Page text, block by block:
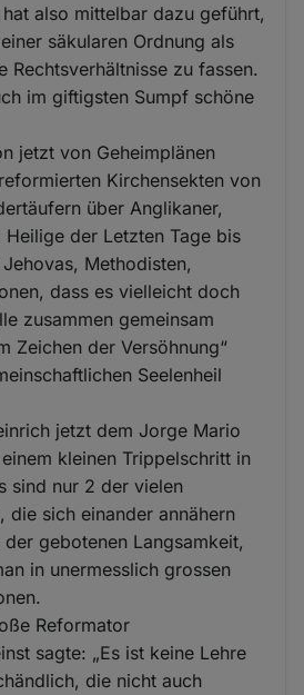
also mittelbar dazu geführt,
säkularen Ordnung als
Rechtsverhältnisse zu fassen.
im giftigsten Sumpf schöne
jetzt von Geheimplänen
Kirchensekten von
über Anglikaner,
Heilige der Letzten Tage bis
Methodisten,
dass es vielleicht doch
zusammen gemeinsam
Zeichen der Versöhnung“
Seelenheil
jetzt dem Jorge Mario
kleinen Trippelschritt in
sind nur 2 der vielen
die sich einander annähern
gebotenen Langsamkeit,
in unermesslich grossen
Reformator
sagte: „Es ist keine Lehre
die nicht auch